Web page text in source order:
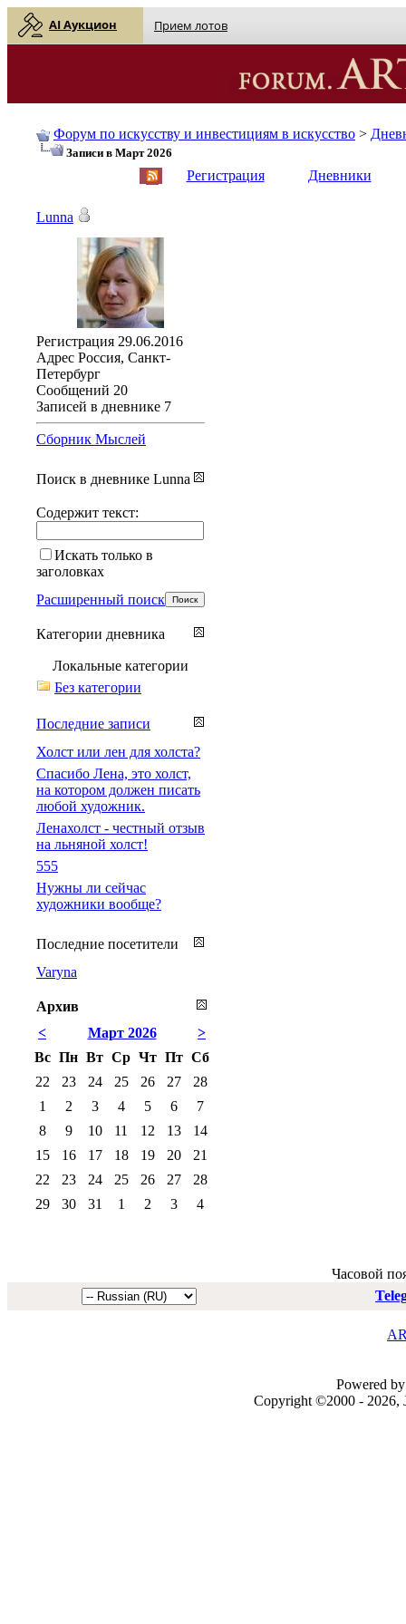
AI Аукцион Прием лотов
Форум по искусству и инвестициям в искусство >
Записи в Март 2026
Регистрация Дневники
Lunna
Регистрация 29.06.2016
Адрес Россия, Санкт-
Петербург
Сообщений 20
Записей в дневнике 7
Сборник Мыслей
Поиск в дневнике Lunna
Содержит текст:
Искать только в
заголовках
Расширенный поиск
Категории дневника
Локальные категории
Без категории
Последние записи
Холст или лен для холста?
Спасибо Лена, это холст,
на котором должен писать
любой художник.
Ленахолст - честный отзыв
на льняной холст!
555
Нужны ли сейчас
художники вообще?
Последние посетители
Varyna
Архив
<
>
Март 2026
Вс Пн Вт Ср Чт Пт Сб
22
23 24 25 26 27
28
1
2 3 4 5 6
7
8
9 10 11 12 13
14
15
16 17 18 19 20
21
22
23 24 25 26 27
28
29
30 31 1 2 3 4
Часовой
Powered
Copyright ©2000 - 2026,